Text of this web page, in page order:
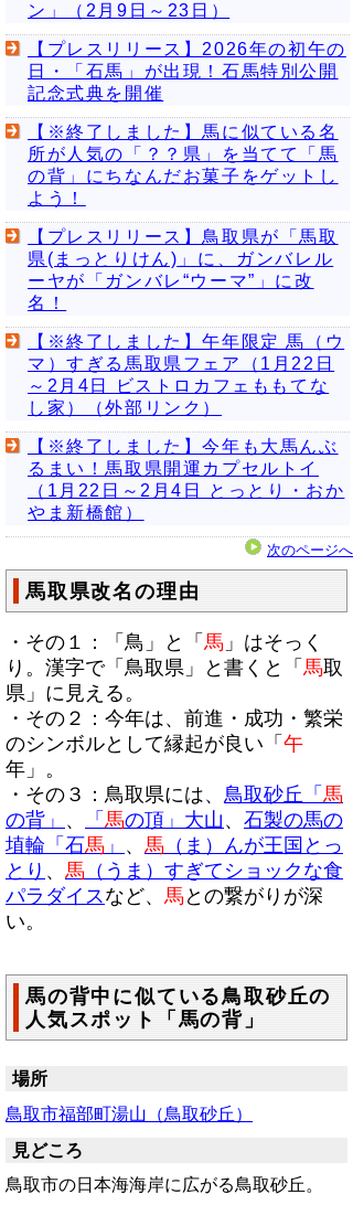
ン」（2月9日～23日）
【プレスリリース】2026年の初午の
日・「石馬」が出現！石馬特別公開
記念式典を開催
【※終了しました】馬に似ている名
所が人気の「？？県」を当てて「馬
の背」にちなんだお菓子をゲットし
よう！
【プレスリリース】鳥取県が「馬取
県(まっとりけん)」に、ガンバレル
ーヤが「ガンバレ“ウーマ”」に改
名！
【※終了しました】午年限定 馬（ウ
マ）すぎる馬取県フェア（1月22日
～2月4日 ビストロカフェももてな
し家）（外部リンク）
【※終了しました】今年も大馬んぶ
るまい！馬取県開運カプセルトイ
（1月22日～2月4日 とっとり・おか
やま新橋館）
次のページへ
馬取県改名の理由
・その１：「鳥」と「 馬 」はそっく
り。漢字で「鳥取県」と書くと「 馬取
県」に見える。
・その２：今年は、前進・成功・繁栄
のシンボルとして縁起が良い「 午
年」。
・その３：鳥取県には、 鳥取砂丘「 馬
の背」 、 「 馬の頂」大山 、 石製の馬の
埴輪「石馬 」 、 馬 （ま）んが王国とっ
とり 、 馬 （うま）すぎてショックな食
パラダイス など、 馬 との繋がりが深
い。
馬の背中に似ている鳥取砂丘の
人気スポット「馬の背」
場所
鳥取市福部町湯山（鳥取砂丘）
見どころ
鳥取市の日本海海岸に広がる鳥取砂丘。